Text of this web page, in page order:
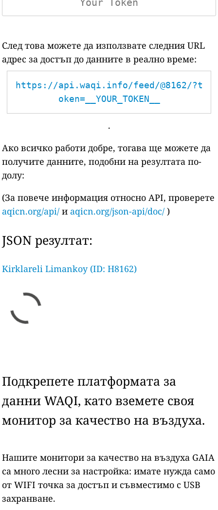
След това можете да използвате следния URL
адрес за достъп до данните в реално време:
https://api.waqi.info/feed/@8162/?t
oken=__YOUR_TOKEN__
.
Ако всичко работи добре, тогава ще можете да
получите данните, подобни на резултата по-
долу:
(За повече информация относно API, проверете
aqicn.org/api/ и aqicn.org/json-api/doc/ )
JSON резултат:
Kirklareli Limankoy (ID: H8162)
Подкрепете платформата за
данни WAQI, като вземете своя
монитор за качество на въздуха.
Нашите монитори за качество на въздуха GAIA
са много лесни за настройка: имате нужда само
от WIFI точка за достъп и съвместимо с USB
захранване.